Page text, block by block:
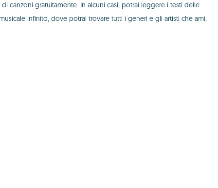
canzoni gratuitamente. In alcuni casi, potrai leggere i testi delle
infinito, dove potrai trovare tutti i generi e gli artisti che ami,